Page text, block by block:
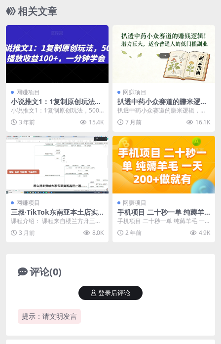
相关文章
网赚项目
小说推文1：1复制原创玩法，
500播放收益100+，一分钟学
小说推文1：1复制原创玩法，500
播放收益100+，一分钟学会【揭
秘】 项目介绍...
3 年前 15.4K
网赚项目
扒透中药小众赛道的賺米逻
辑，潜力巨大，适合普通人的
扒透中药小众赛道的賺米逻辑，潜
力巨大，适合普通人的低门槛副业
项目介绍： 别一提...
7 月前 16.1K
网赚项目
三叔·TikTok东南亚本土店实
操(更5月)
课程介绍： 课程来自楼兰方舟三叔
的TikTok东南亚本土店实操课程，
主要内容：本...
3 月前 8.0K
网赚项目
手机项目 二十秒一单 纯薅羊
毛 一天200+做就有
手机项目 二十秒一单 纯薅羊毛 一
天200+做就有
2 年前 4.9K
评论(0)
提示：请文明发言
登录后评论